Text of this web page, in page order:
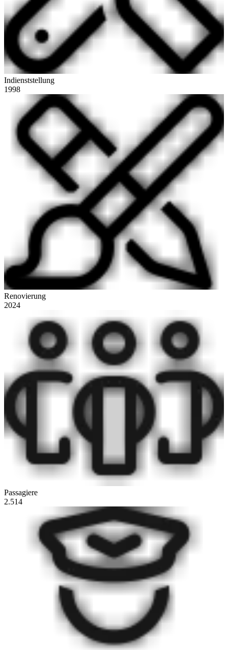
Indienststellung
1998
Renovierung
2024
Passagiere
2.514